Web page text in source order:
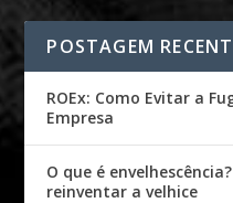
POSTAGEM
ROEx: Como Evitar a
Empresa
O que é
reinventar a velhice